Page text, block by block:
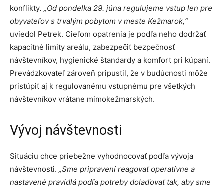
konflikty. „Od pondelka 29. júna regulujeme vstup len pre
obyvateľov s trvalým pobytom v meste Kežmarok,“
uviedol Petrek. Cieľom opatrenia je podľa neho dodržať
kapacitné limity areálu, zabezpečiť bezpečnosť
návštevníkov, hygienické štandardy a komfort pri kúpaní.
Prevádzkovateľ zároveň pripustil, že v budúcnosti môže
pristúpiť aj k regulovanému vstupnému pre všetkých
návštevníkov vrátane mimokežmarských.
Vývoj návštevnosti
Situáciu chce priebežne vyhodnocovať podľa vývoja
návštevnosti. „Sme pripravení reagovať operatívne a
nastavené pravidlá podľa potreby dolaďovať tak, aby sme